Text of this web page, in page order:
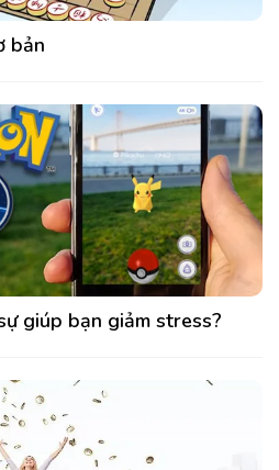
bản
giúp bạn giảm stress?